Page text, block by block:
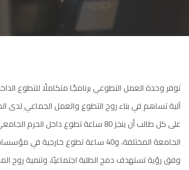
توفر وحدة العمل التطوعي برنامجًا متكاملًا للتطوع
آلية تساهم في بناء روح التطوع والعمل الجماعي لدى
على كل طالب أن ينجز 80 ساعة تطوع داخل
الجامعة المختلفة، و40 ساعة تطوع خارجية
وفق رؤية تستهدف دمج الطلبة اجتماعيًا، وتنمية روح